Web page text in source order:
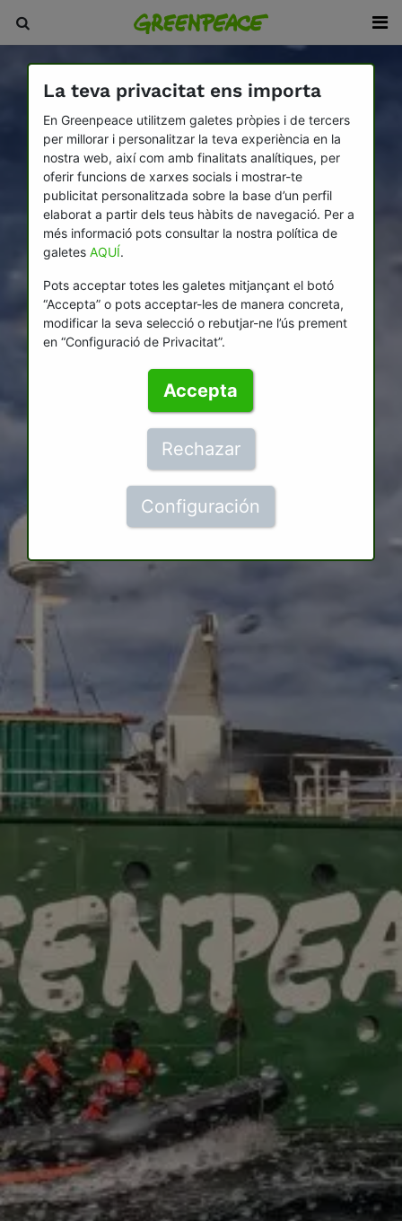
La teva privacitat ens importa
En Greenpeace utilitzem galetes pròpies i de tercers
per millorar i personalitzar la teva experiència en la
nostra web, així com amb finalitats analítiques, per
oferir funcions de xarxes socials i mostrar-te
publicitat personalitzada sobre la base d’un perfil
elaborat a partir dels teus hàbits de navegació. Per a
més informació pots consultar la nostra política de
galetes AQUÍ.
Pots acceptar totes les galetes mitjançant el botó
“Accepta” o pots acceptar-les de manera concreta,
modificar la seva selecció o rebutjar-ne l’ús prement
en “Configuració de Privacitat”.
Accepta
Rechazar
Configuración